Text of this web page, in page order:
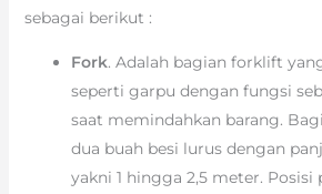
sebagai berikut :
Fork. Adalah bagian forklift
seperti garpu dengan fungsi
saat memindahkan barang.
dua buah besi lurus dengan
yakni 1 hingga 2,5 meter. Posisi